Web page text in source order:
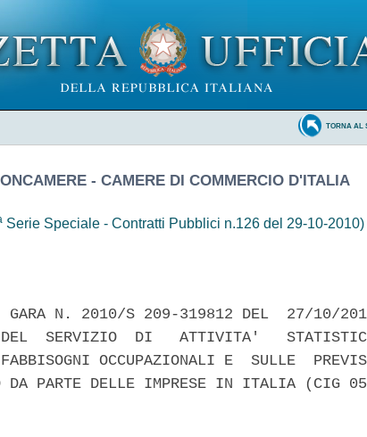
TORNA AL
- CAMERE DI COMMERCIO D'ITALIA
Serie Speciale - Contratti Pubblici n.126 del 29-10-2010)
GARA N. 2010/S 209-319812 DEL  27/10/
DEL  SERVIZIO  DI   ATTIVITA'
FABBISOGNI OCCUPAZIONALI E  SULLE
DA PARTE DELLE IMPRESE IN ITALIA (CIG